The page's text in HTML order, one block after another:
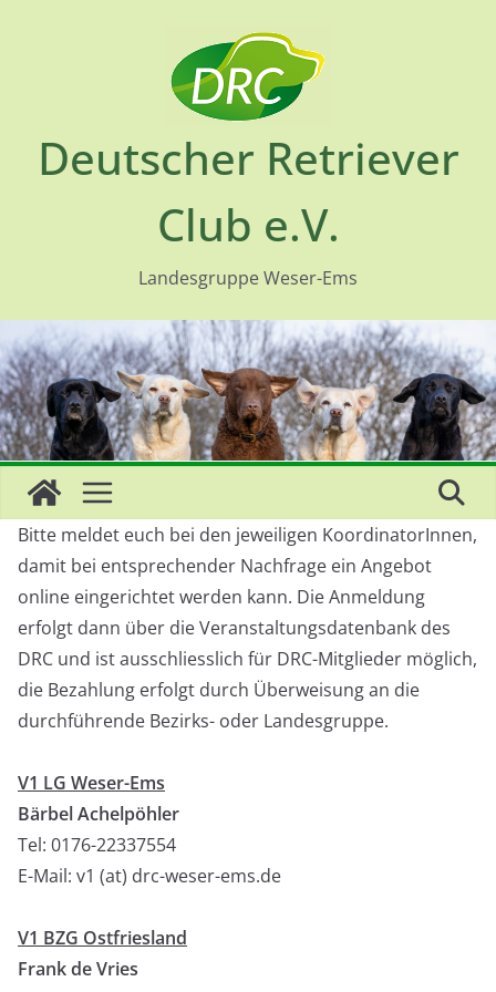
Deutscher Retriever
Club e.V.
Landesgruppe Weser-Ems
Bitte meldet euch bei den jeweiligen KoordinatorInnen,
damit bei entsprechender Nachfrage ein Angebot
online eingerichtet werden kann. Die Anmeldung
erfolgt dann über die Veranstaltungsdatenbank des
DRC und ist ausschliesslich für DRC-Mitglieder möglich,
die Bezahlung erfolgt durch Überweisung an die
durchführende Bezirks- oder Landesgruppe.
V1 LG Weser-Ems
Bärbel Achelpöhler
Tel: 0176-22337554
E-Mail: v1 (at) drc-weser-ems.de
V1 BZG Ostfriesland
Frank de Vries